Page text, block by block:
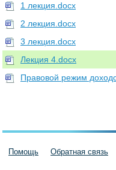
1 лекция.docx
2 лекция.docx
3 лекция.docx
Лекция 4.docx
Правовой режим
Помощь Обратная связь